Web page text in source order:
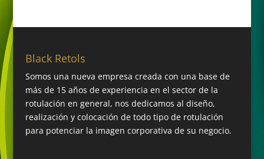
Black Retols
Somos una nueva empresa creada con una base de
más de 15 años de experiencia en el sector de la
rotulación en general, nos dedicamos al diseño,
realización y colocación de todo tipo de rotulación
para potenciar la imagen corporativa de su negocio.